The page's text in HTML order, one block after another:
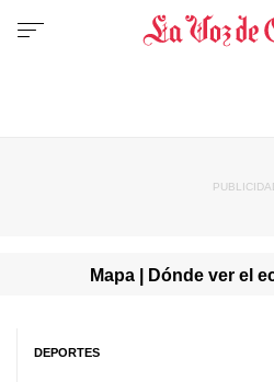
Mapa | Dónde ver el
DEPORTES